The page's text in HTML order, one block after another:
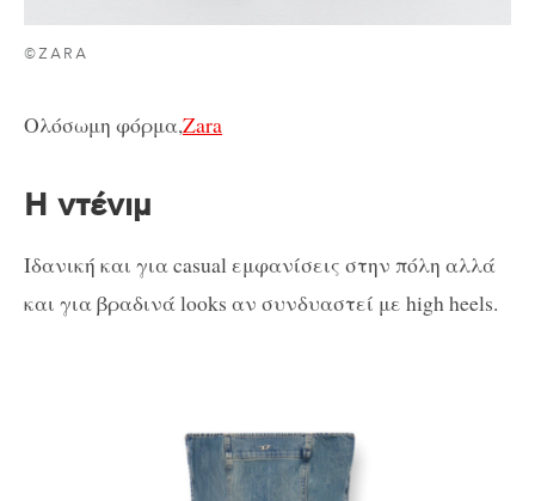
©ZARA
Ολόσωμη φόρμα,Zara
Η ντένιμ
Ιδανική και για casual εμφανίσεις στην πόλη αλλά
και για βραδινά looks αν συνδυαστεί με high heels.